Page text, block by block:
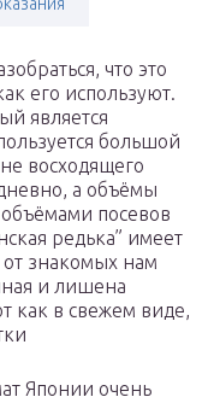
что это
его используют.
является
большой
восходящего
а объёмы
посевов
редька” имеет
знакомых нам
и лишена
как в свежем виде,
Японии очень